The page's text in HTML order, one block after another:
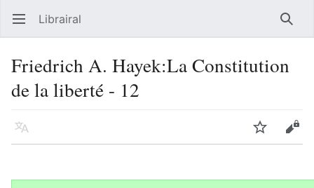
Ouvrir le menu principal Librairal
Friedrich A. Hayek:La Constitution
de la liberté - 12
Langue Suivre